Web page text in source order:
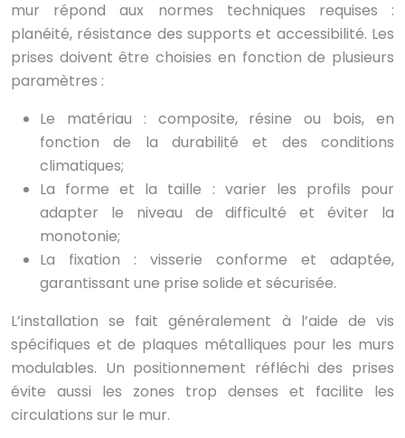
mur répond aux normes techniques requises :
planéité, résistance des supports et accessibilité. Les
prises doivent être choisies en fonction de plusieurs
paramètres :
Le matériau : composite, résine ou bois, en
fonction de la durabilité et des conditions
climatiques;
La forme et la taille : varier les profils pour
adapter le niveau de difficulté et éviter la
monotonie;
La fixation : visserie conforme et adaptée,
garantissant une prise solide et sécurisée.
L’installation se fait généralement à l’aide de vis
spécifiques et de plaques métalliques pour les murs
modulables. Un positionnement réfléchi des prises
évite aussi les zones trop denses et facilite les
circulations sur le mur.